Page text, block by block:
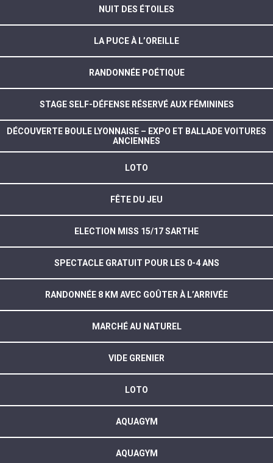
NUIT DES ÉTOILES
LA PUCE À L’OREILLE
RANDONNÉE POÉTIQUE
STAGE SELF-DÉFENSE RÉSERVÉ AUX FÉMININES
DÉCOUVERTE BOULE LYONNAISE – EXPO ET BALLADE VOITURES
ANCIENNES
LOTO
FÊTE DU JEU
ELECTION MISS 15/17 SARTHE
SPECTACLE GRATUIT POUR LES 0-4 ANS
RANDONNÉE 8 KM AVEC GOÛTER À L’ARRIVÉE
MARCHÉ AU NATUREL
VIDE GRENIER
LOTO
AQUAGYM
AQUAGYM